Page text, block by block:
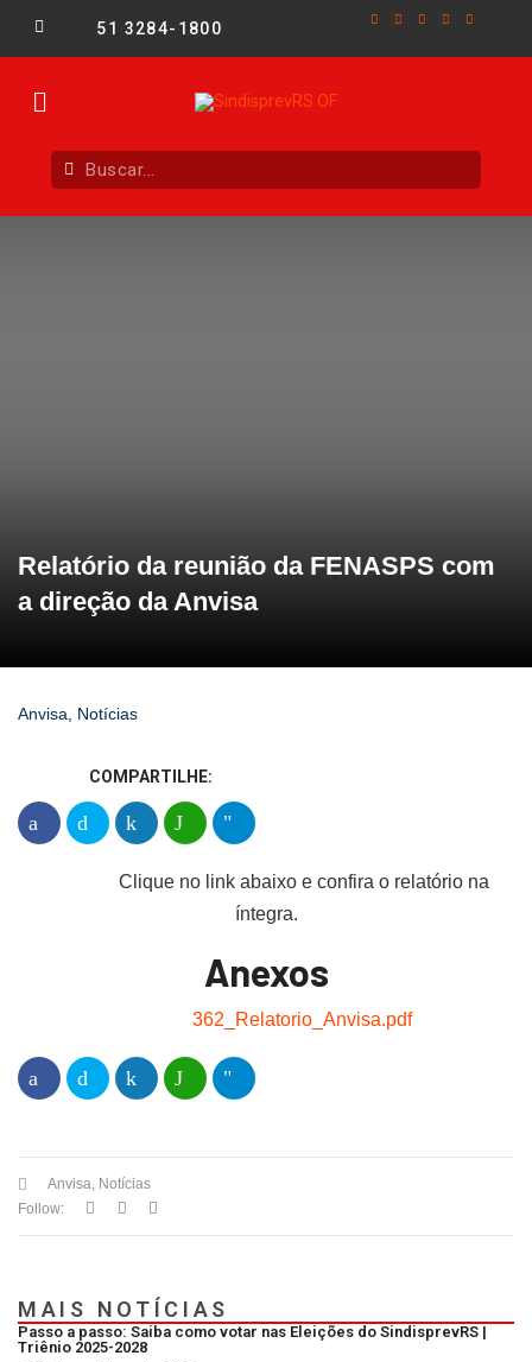
51 3284-1800
Relatório da reunião da FENASPS com
a direção da Anvisa
Anvisa, Notícias
COMPARTILHE:
Clique no link abaixo e confira o relatório na
íntegra.
Anexos
362_Relatorio_Anvisa.pdf
Anvisa, Notícias
Follow:
MAIS NOTÍCIAS
Passo a passo: Saiba como votar nas Eleições do SindisprevRS |
Triênio 2025-2028